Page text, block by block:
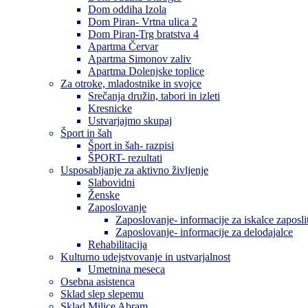
Dom oddiha Izola
Dom Piran- Vrtna ulica 2
Dom Piran-Trg bratstva 4
Apartma Červar
Apartma Simonov zaliv
Apartma Dolenjske toplice
Za otroke, mladostnike in svojce
Srečanja družin, tabori in izleti
Kresnicke
Ustvarjajmo skupaj
Šport in šah
Šport in šah- razpisi
ŠPORT- rezultati
Usposabljanje za aktivno življenje
Slabovidni
Ženske
Zaposlovanje
Zaposlovanje- informacije za iskalce
Zaposlovanje- informacije za delodajalce
Rehabilitacija
Kulturno udejstvovanje in ustvarjalnost
Umetnina meseca
Osebna asistenca
Sklad slep slepemu